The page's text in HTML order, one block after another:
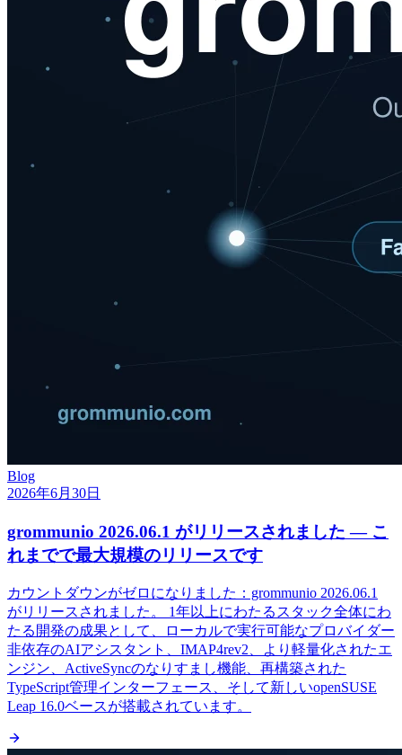
Blog
2026年6月30日
grommunio 2026.06.1 がリリースされました — こ
れまでで最大規模のリリースです
カウントダウンがゼロになりました：grommunio 2026.06.1
がリリースされました。 1年以上にわたるスタック全体にわ
たる開発の成果として、ローカルで実行可能なプロバイダー
非依存のAIアシスタント、IMAP4rev2、より軽量化されたエ
ンジン、ActiveSyncのなりすまし機能、再構築された
TypeScript管理インターフェース、そして新しいopenSUSE
Leap 16.0ベースが搭載されています。